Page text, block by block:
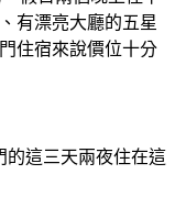
有漂亮大廳的五星
住宿來說價位十分
的這三天兩夜住在這